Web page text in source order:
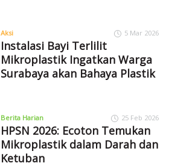
Aksi 5 Mar 2026
Instalasi Bayi Terlilit
Mikroplastik Ingatkan Warga
Surabaya akan Bahaya Plastik
Berita Harian 25 Feb 2026
HPSN 2026: Ecoton Temukan
Mikroplastik dalam Darah dan
Ketuban